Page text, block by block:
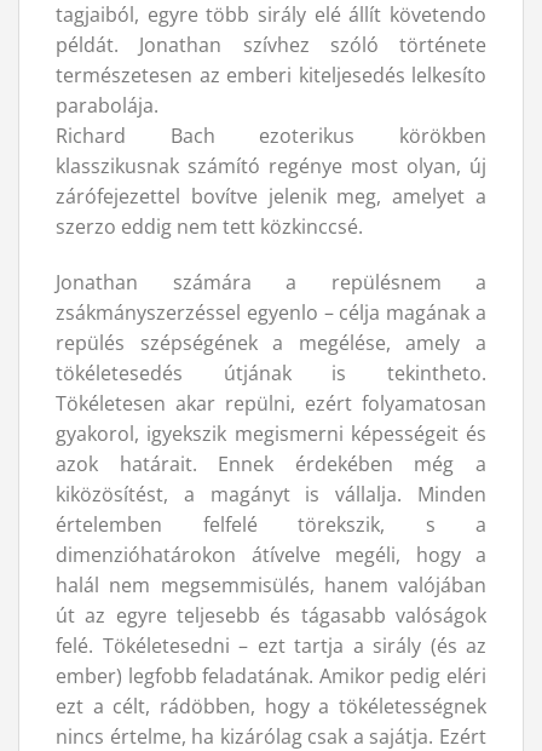
tagjaiból, egyre több sirály elé állít követendo
példát. Jonathan szívhez szóló története
természetesen az emberi kiteljesedés lelkesíto
parabolája.
Richard Bach ezoterikus körökben
klasszikusnak számító regénye most olyan, új
zárófejezettel bovítve jelenik meg, amelyet a
szerzo eddig nem tett közkinccsé.
Jonathan számára a repülésnem a
zsákmányszerzéssel egyenlo – célja magának a
repülés szépségének a megélése, amely a
tökéletesedés útjának is tekintheto.
Tökéletesen akar repülni, ezért folyamatosan
gyakorol, igyekszik megismerni képességeit és
azok határait. Ennek érdekében még a
kiközösítést, a magányt is vállalja. Minden
értelemben felfelé törekszik, s a
dimenzióhatárokon átívelve megéli, hogy a
halál nem megsemmisülés, hanem valójában
út az egyre teljesebb és tágasabb valóságok
felé. Tökéletesedni – ezt tartja a sirály (és az
ember) legfobb feladatának. Amikor pedig eléri
ezt a célt, rádöbben, hogy a tökéletességnek
nincs értelme, ha kizárólag csak a sajátja. Ezért